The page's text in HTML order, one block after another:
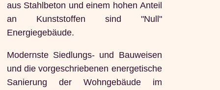
aus Stahlbeton und einem hohen Anteil
an Kunststoffen sind "Null"
Energiegebäude.
Modernste Siedlungs- und Bauweisen
und die vorgeschriebenen energetische
Sanierung der Wohngebäude im